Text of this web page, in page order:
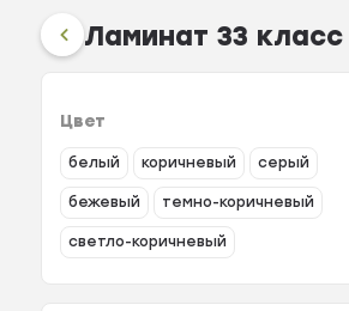
Ламинат 33 класс
Цвет
белый коричневый серый
бежевый темно-коричневый
светло-коричневый